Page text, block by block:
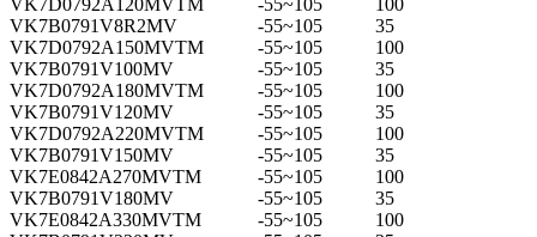
VK7B0791V8R2MV
-55~105
35
VK7D0792A150MVTM
-55~105
100
VK7B0791V100MV
-55~105
35
VK7D0792A180MVTM
-55~105
100
VK7B0791V120MV
-55~105
35
VK7D0792A220MVTM
-55~105
100
VK7B0791V150MV
-55~105
35
VK7E0842A270MVTM
-55~105
100
VK7B0791V180MV
-55~105
35
VK7E0842A330MVTM
-55~105
100